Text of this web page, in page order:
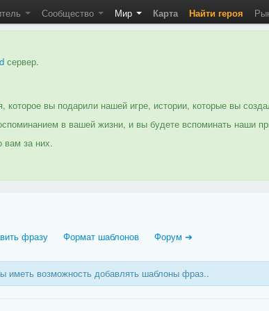
Сообщество Мир Карта Найти героя
сервер.
вы подарили нашей игре, истории, которые вы
в вашей жизни, и вы будете вспоминать наши
вам за них.
фразу Формат шаблонов Форум ➔
иметь возможность добавлять шаблоны фраз..